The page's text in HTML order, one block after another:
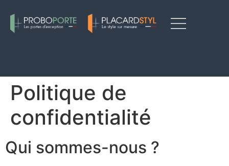
Politique de
confidentialité
Qui sommes-nous ?